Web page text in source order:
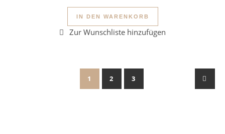
Holzohrringe Delphin Menge
IN DEN WARENKORB
1 2 3